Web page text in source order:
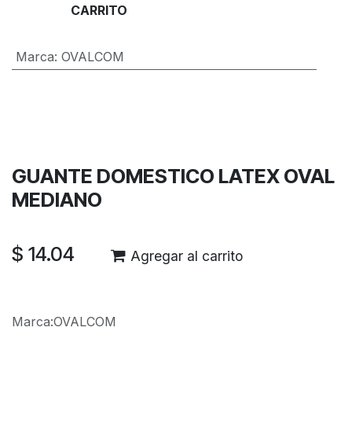
CARRITO
Marca: OVALCOM
GUANTE DOMESTICO LATEX OVAL
MEDIANO
$ 14.04 Agregar al carrito
Marca:OVALCOM